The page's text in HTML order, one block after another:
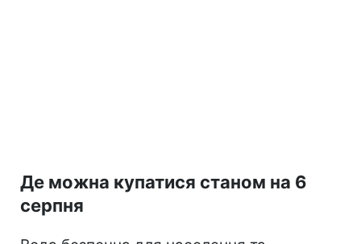
Де можна купатися станом на 6
серпня